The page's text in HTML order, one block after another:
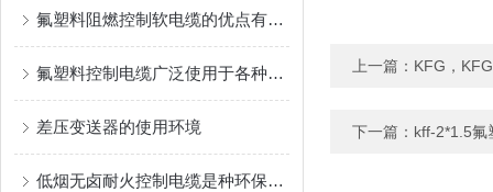
氟塑料阻燃控制软电缆的优点有哪些？
氟塑料控制电缆广泛使用于各种电器设备
差压变送器的使用环境
低烟无卤耐火控制电缆是种环保且安全的电缆产品
上一篇： KFG，
下一篇： kff-2*1.5氟